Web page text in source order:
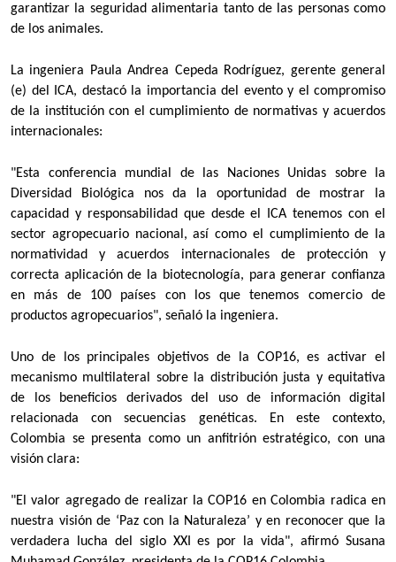
garantizar la seguridad alimentaria tanto de las personas como
de los animales.
La ingeniera Paula Andrea Cepeda Rodríguez, gerente general
(e) del ICA, destacó la importancia del evento y el compromiso
de la institución con el cumplimiento de normativas y acuerdos
internacionales:
"Esta conferencia mundial de las Naciones Unidas sobre la
Diversidad Biológica nos da la oportunidad de mostrar la
capacidad y responsabilidad que desde el ICA tenemos con el
sector agropecuario nacional, así como el cumplimiento de la
normatividad y acuerdos internacionales de protección y
correcta aplicación de la biotecnología, para generar confianza
en más de 100 países con los que tenemos comercio de
productos agropecuarios", señaló la ingeniera.
Uno de los principales objetivos de la COP16, es activar el
mecanismo multilateral sobre la distribución justa y equitativa
de los beneficios derivados del uso de información digital
relacionada con secuencias genéticas. En este contexto,
Colombia se presenta como un anfitrión estratégico, con una
visión clara:
"El valor agregado de realizar la COP16 en Colombia radica en
nuestra visión de ‘Paz con la Naturaleza’ y en reconocer que la
verdadera lucha del siglo XXI es por la vida", afirmó Susana